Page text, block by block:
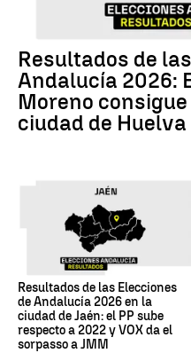
Resultados de
Andalucía 2026:
Moreno
ciudad de Huelva
Resultados de las Elecciones
de Andalucía 2026 en la
ciudad de Jaén: el PP sube
respecto a 2022 y VOX da el
sorpasso a JMM